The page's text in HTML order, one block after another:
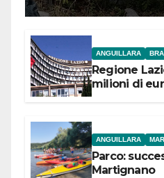
ANGUILLARA
Regione
milioni di
ANGUILLARA
Parco:
Martignano